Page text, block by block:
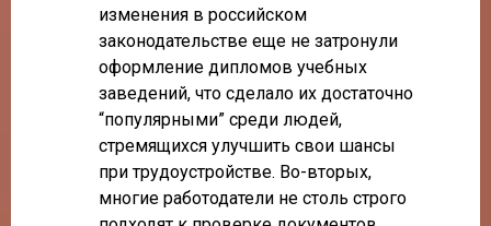
изменения в российском
законодательстве еще не затронули
оформление дипломов учебных
заведений, что сделало их достаточно
“популярными” среди людей,
стремящихся улучшить свои шансы
при трудоустройстве. Во-вторых,
многие работодатели не столь строго